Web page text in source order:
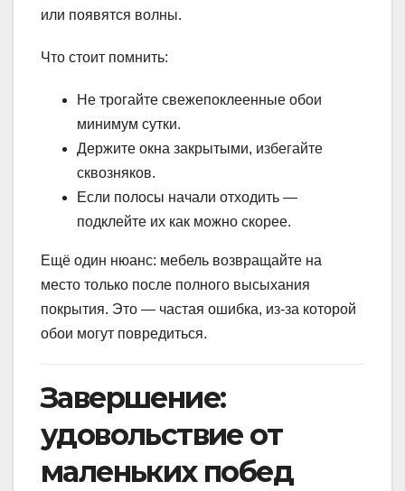
или появятся волны.
Что стоит помнить:
Не трогайте свежепоклеенные обои
минимум сутки.
Держите окна закрытыми, избегайте
сквозняков.
Если полосы начали отходить —
подклейте их как можно скорее.
Ещё один нюанс: мебель возвращайте на
место только после полного высыхания
покрытия. Это — частая ошибка, из-за которой
обои могут повредиться.
Завершение:
удовольствие от
маленьких побед